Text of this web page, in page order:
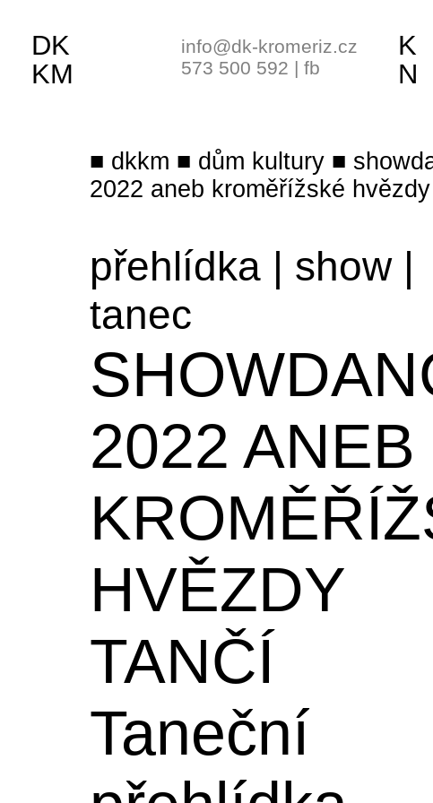
dkkm dům kultury
2022 aneb kroměřížské
přehlídka| show|
tanec
2022 ANEB
HVĚZDY
TANČÍ
Taneční
DK
KM
info@dk-kromeriz.cz
573 500 592 | fb
K
N